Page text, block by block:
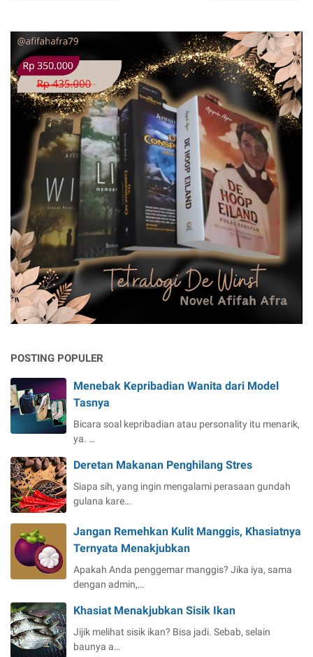
POSTING POPULER
Menebak Kepribadian Wanita dari Model
Tasnya
Bicara soal kepribadian atau personality itu menarik,
ya. …
Deretan Makanan Penghilang Stres
Siapa sih, yang ingin mengalami perasaan gundah
gulana kare…
Jangan Remehkan Kulit Manggis, Khasiatnya
Ternyata Menakjubkan
Apakah Anda penggemar manggis? Jika iya, sama
dengan admin,…
Khasiat Menakjubkan Sisik Ikan
Jijik melihat sisik ikan? Bisa jadi. Sebab, selain
baunya a…